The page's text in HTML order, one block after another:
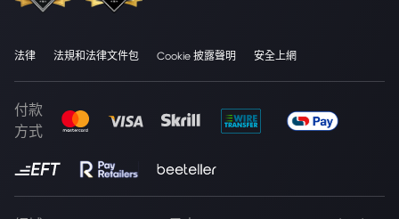
法律 法規和法律文件包 Cookie 披露聲明 安全上網
付款
方式